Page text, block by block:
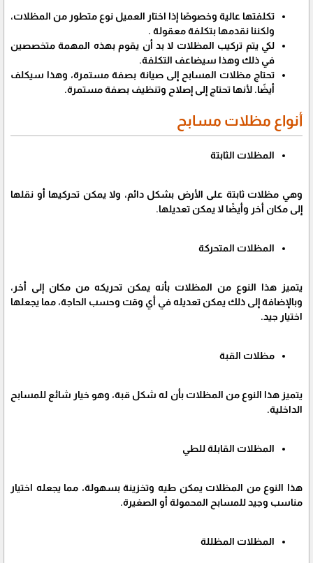
تكلفتها عالية وخصوصًا إذا اختار العميل نوع متطور من المظلات،
ولكننا نقدمها بتكلفة معقولة .
لكي يتم تركيب المظلات لا بد أن يقوم بهذه المهمة متخصصين
في ذلك وهذا سيضاعف التكلفة.
تحتاج مظلات المسابح إلى صيانة بصفة مستمرة، وهذا سيكلف
أيضًا. لأنها تحتاج إلى إصلاح وتنظيف بصفة مستمرة.
أنواع مظلات مسابح
المظلات الثابتة
وهي مظلات ثابتة على الأرض بشكل دائم، ولا يمكن تحركيها أو نقلها
إلى مكان أخر وأيضًا لا يمكن تعديلها.
المظلات المتحركة
يتميز هذا النوع من المظلات بأنه يمكن تحريكه من مكان إلى أخر،
وبالإضافة إلى ذلك يمكن تعديله في أي وقت وحسب الحاجة، مما يجعلها
اختيار جيد.
مظلات القبة
يتميز هذا النوع من المظلات بأن له شكل قبة، وهو خيار شائع للمسابح
الداخلية.
المظلات القابلة للطي
هذا النوع من المظلات يمكن طيه وتخزينة بسهولة، مما يجعله اختيار
مناسب وجيد للمسابح المحمولة أو الصغيرة.
المظلات المظللة